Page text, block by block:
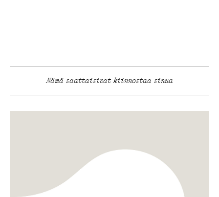
Nämä saattaisivat kiinnostaa sinua